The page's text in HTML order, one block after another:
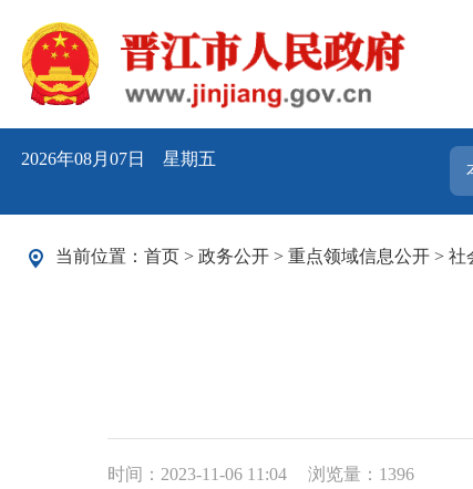
2026年08月07日 星期五
当前位置： 首页 > 政务公开 > 重点领域信息公开 > 社
时间：2023-11-06 11:04 浏览量： 1396